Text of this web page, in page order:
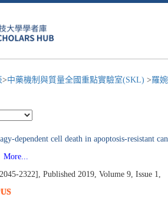
>中藥機制與質量全國重點實驗室(SKL) >羅
dependent cell death in apoptosis-resistant
2322], Published 2019, Volume 9, Issue 1,